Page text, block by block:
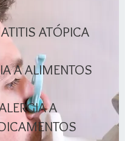
ATÓPICA
A ALIMENTOS
A